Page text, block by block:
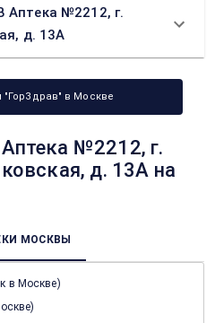
№2212, г.
д. 13А
"ГорЗдрав" в Москве
№2212, г.
д. 13А на
МОСКВЫ
в Москве)
)